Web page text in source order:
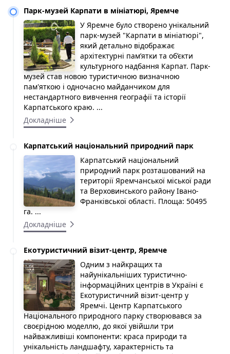
Парк-музей Карпати в мініатюрі, Яремче
У Яремче було створено унікальний
парк-музей "Карпати в мініатюрі",
який детально відображає
архітектурні пам’ятки та об’єкти
культурного надбання Карпат. Парк-
музей став новою туристичною визначною
пам'яткою і одночасно майданчиком для
нестандартного вивчення географії та історії
Карпатського краю. ...
Докладніше
Карпатський національний природний парк
Карпатський національний
природний парк розташований на
території Яремчанської міської ради
та Верховинського району Івано-
Франківської області. Площа: 50495
га. ...
Докладніше
Екотуристичний візит-центр, Яремче
Одним з найкращих та
найунікальніших туристично-
інформаційних центрів в Україні є
Екотуристичний візит-центр у
Яремчі. Центр Карпатського
Національного природного парку створювався за
своєрідною моделлю, до якої увійшли три
найважливіші компоненти: краса природи та
унікальність ландшафту, характерність та